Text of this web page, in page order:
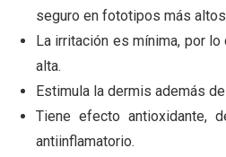
seguro en fototipos más
La irritación es mínima, por
alta.
Estimula la dermis además
Tiene efecto antioxidante,
antiinflamatorio.